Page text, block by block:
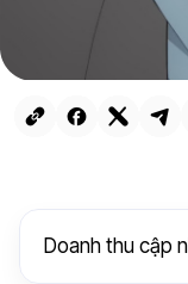
Doanh thu cập